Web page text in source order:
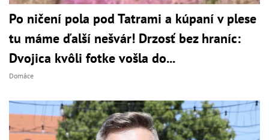
Po ničení pola pod Tatrami a kúpaní v plese
tu máme ďalší nešvár! Drzosť bez hraníc:
Dvojica kvôli fotke vošla do...
Domáce